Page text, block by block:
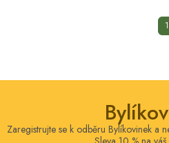
1
Zaregistrujte se k odběru Bylíkovinek a